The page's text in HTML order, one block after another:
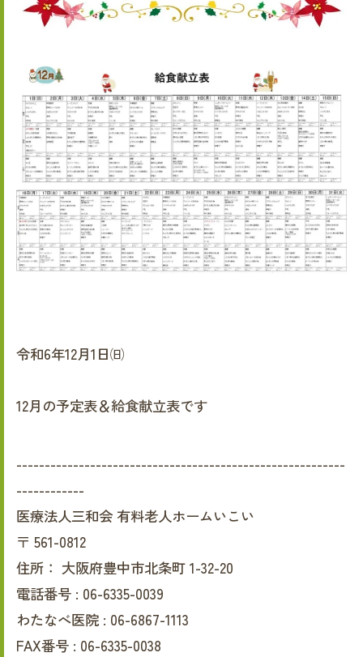
令和6年12月1日㈰
12月の予定表＆給食献立表です
----------------------------------------------------------
------------
医療法人三和会 有料老人ホームいこい
〒 561-0812
住所： 大阪府豊中市北条町 1-32-20
電話番号 : 06-6335-0039
わたなべ医院 : 06-6867-1113
FAX番号 : 06-6335-0038